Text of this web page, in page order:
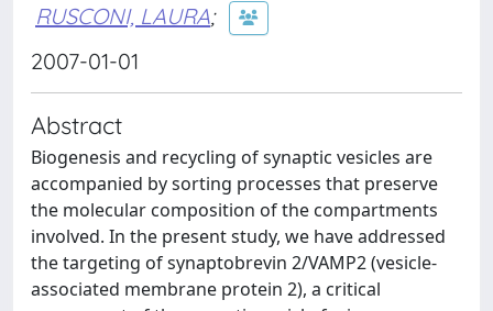
RUSCONI, LAURA;
2007-01-01
Abstract
Biogenesis and recycling of synaptic vesicles are
accompanied by sorting processes that preserve
the molecular composition of the compartments
involved. In the present study, we have addressed
the targeting of synaptobrevin 2/VAMP2 (vesicle-
associated membrane protein 2), a critical